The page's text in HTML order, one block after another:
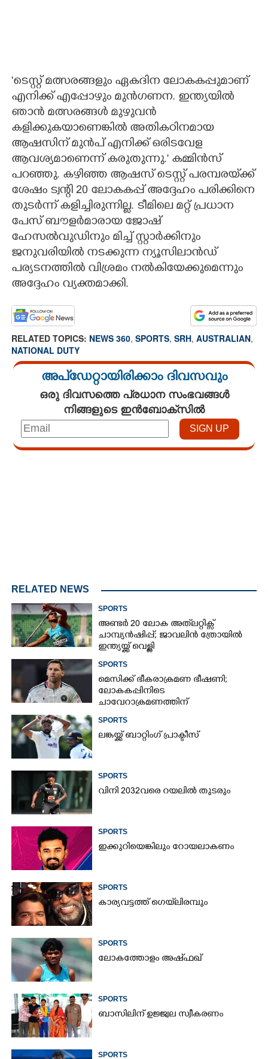
'ടെസ്റ്റ് മത്സരങ്ങളും ഏകദിന ലോകകപ്പുമാണ്
എനിക്ക് എപ്പോഴും മുൻഗണന. ഇന്ത്യയിൽ
ഞാൻ മത്സരങ്ങൾ മുഴുവൻ
കളിക്കുകയാണെങ്കിൽ അതികഠിനമായ‌
ആഷസിന് മുൻപ് എനിക്ക് ഒരിടവേള
ആവശ്യമാണെന്ന് കരുതുന്നു.' കമ്മിൻസ്
പറഞ്ഞു. കഴിഞ്ഞ ആഷസ് ടെസ്റ്റ് പരമ്പരയ്‌ക്ക്
ശേഷം ട്വന്റി 20 ലോകകപ്പ് അദ്ദേഹം പരിക്കിനെ
തുടർന്ന് കളിച്ചിരുന്നില്ല. ടീമിലെ മറ്റ് പ്രധാന
പേസ് ബൗളർമാരായ ജോഷ്
ഹേസൽവുഡിനും മിച്ച് സ്റ്റാർക്കിനും
ജനുവരിയിൽ നടക്കുന്ന ന്യൂസിലാൻഡ്
പര്യടനത്തിൽ വിശ്രമം നൽകിയേക്കുമെന്നും
അദ്ദേഹം വ്യക്തമാക്കി.
RELATED TOPICS: NEWS 360, SPORTS, SRH, AUSTRALIAN,
NATIONAL DUTY
അപ്ഡേറ്റായിരിക്കാം ദിവസവും
ഒരു ദിവസത്തെ പ്രധാന സംഭവങ്ങൾ
നിങ്ങളുടെ ഇൻബോക്സിൽ
RELATED NEWS
SPORTS
അണ്ടർ 20 ലോക അത്‌ലറ്റിക്സ്
ചാമ്പ്യൻഷിപ്പ്; ജാവലിൻ ത്രോയിൽ
ഇന്ത്യയ്ക്ക് വെള്ളി
SPORTS
മെസിക്ക് ഭീകരാക്രമണ ഭീഷണി;
ലോകകപ്പിനിടെ
ചാവേറാക്രമണത്തിന്
SPORTS
ലങ്കയ്ക്ക് ബാറ്റിംഗ് പ്രാക്ടീസ്
SPORTS
വിനി 2032വരെ റയലിൽ തുടരും
SPORTS
ഇക്കുറിയെങ്കിലും റോയലാകണം
SPORTS
കാര്യവട്ടത്ത് ഗെയ്‌ലിരമ്പും
SPORTS
ലോകത്തോളം അഷ്ഫഖ്
SPORTS
ബാസിലിന് ഉജ്ജ്വല സ്വീകരണം
SPORTS